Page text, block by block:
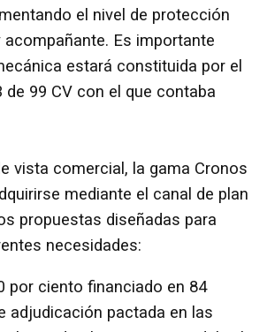
el nivel de protección
Es importante
estará constituida por el
99 CV con el que contaba
vista comercial, la gama Cronos
mediante el canal de plan
propuestas diseñadas para
necesidades:
por ciento financiado en 84
adjudicación pactada en las